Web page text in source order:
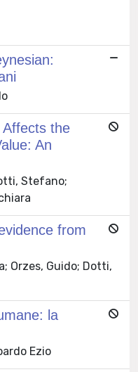
the
An
Stefano;
from
Orzes, Guido; Dotti,
la
Ezio